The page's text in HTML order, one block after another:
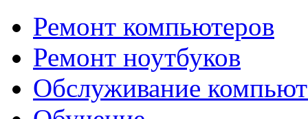
Ремонт компьютеров
Ремонт ноутбуков
Обслуживание